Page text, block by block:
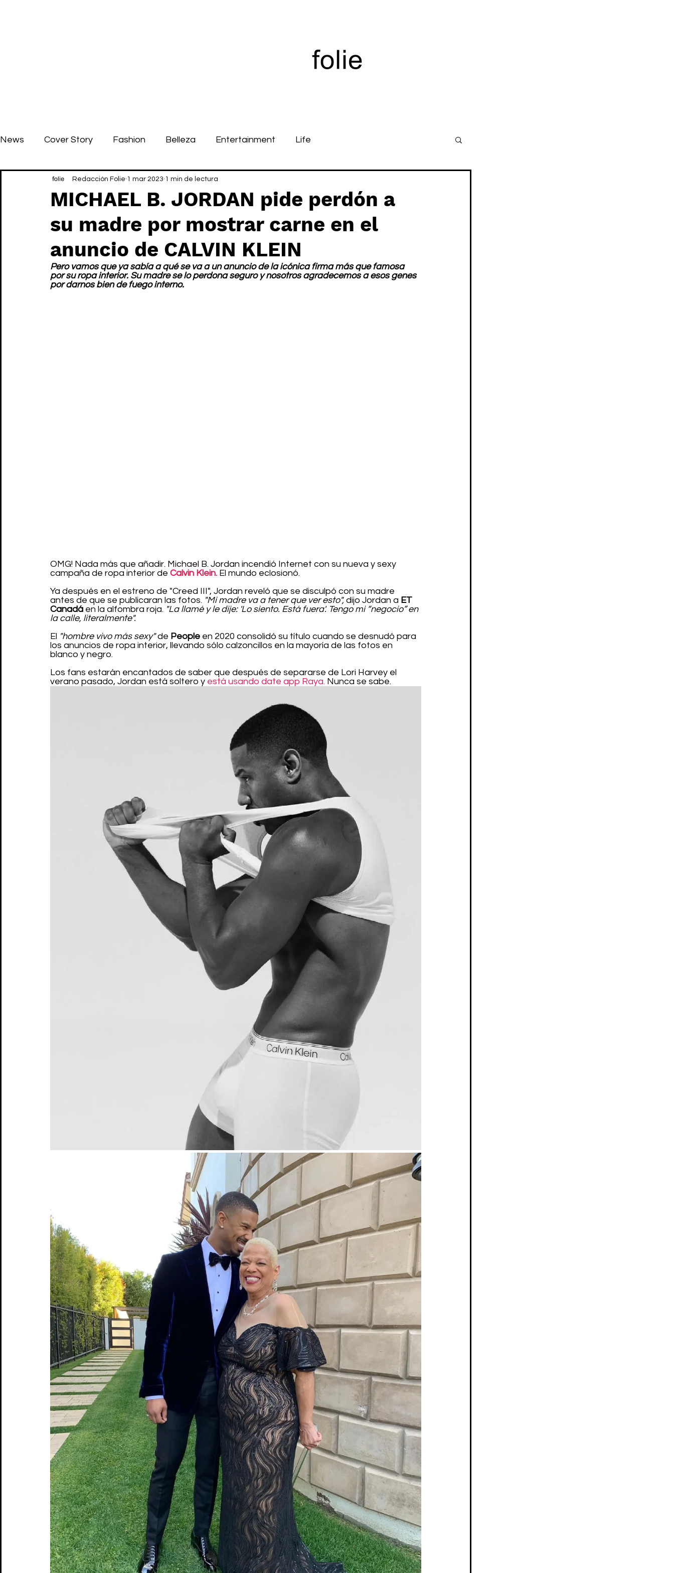
News Cover Story Fashion Belleza Entertainment Life
MICHAEL B. JORDAN pide perdón a
su madre por mostrar carne en el
anuncio de CALVIN KLEIN
Redacción Folie 1 mar 2023 1 min de lectura
Pero vamos que ya sabía a qué se va a un anuncio de la icónica firma más que famosa
por su ropa interior. Su madre se lo perdona seguro y nosotros agradecemos a esos genes
por darnos bien de fuego interno.
OMG! Nada más que añadir. Michael B. Jordan incendió Internet con su nueva y sexy
campaña de ropa interior de Calvin Klein. El mundo eclosionó.
Ya después en el estreno de "Creed III", Jordan reveló que se disculpó con su madre
antes de que se publicaran las fotos. "Mi madre va a tener que ver esto", dijo Jordan a ET
Canadá en la alfombra roja. "La llamé y le dije: 'Lo siento. Está fuera'. Tengo mi “negocio” en
la calle, literalmente".
El "hombre vivo más sexy" de People en 2020 consolidó su título cuando se desnudó para
los anuncios de ropa interior, llevando sólo calzoncillos en la mayoría de las fotos en
blanco y negro.
Los fans estarán encantados de saber que después de separarse de Lori Harvey el
verano pasado, Jordan está soltero y está usando date app Raya. Nunca se sabe.